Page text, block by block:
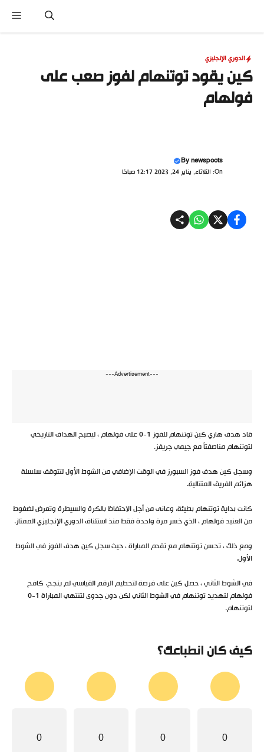
المحتوى
الدوري الإنجليزي
كين يقود توتنهام لفوز صعب على
فولهام
Bynewspoots
On: الثلاثاء, يناير 24, 2023 12:17 صباحًا
---Advertisement---
قاد هدف هاري كين توتنهام للفوز 1-0 على فولهام ، ليصبح الهداف التاريخي
لتوتنهام مناصفتاً مع جيمي جريفز.
وسجل كين هدف فوز السبورز في الوقت الإضافي من الشوط الأول لتتوقف سلسلة
هزائم الفريق المتتالية.
كانت بداية توتنهام بطيئة، وعانى من أجل الاحتفاظ بالكرة والسيطرة وتعرض لضغوط
من العنيد فولهام ، الذي خسر مرة واحدة فقط منذ استئناف الدوري الإنجليزي الممتاز.
ومع ذلك ، تحسن توتنهام مع تقدم المباراة ، حيث سجل كين هدف الفوز في الشوط
الأول.
في الشوط الثاني ، حصل كين على فرصة لتحطيم الرقم القياسي لم ينجح. كافح
فولهام لتهديد توتنهام في الشوط الثاني لكن دون جدوى لتنتهي المباراة 1-0
لتوتنهام.
كيف كان انطباعك؟
0
0
0
0